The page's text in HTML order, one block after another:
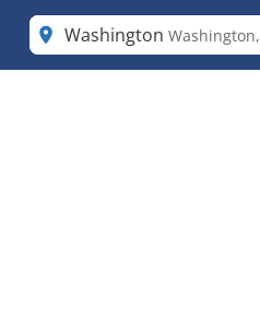
Washington Washington, D.C.